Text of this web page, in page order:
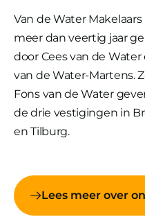
Van de Water
meer dan veertig jaar
door Cees van de Water
van de Water-Martens.
Fons van de Water
de drie vestigingen in
en Tilburg.
Lees meer over